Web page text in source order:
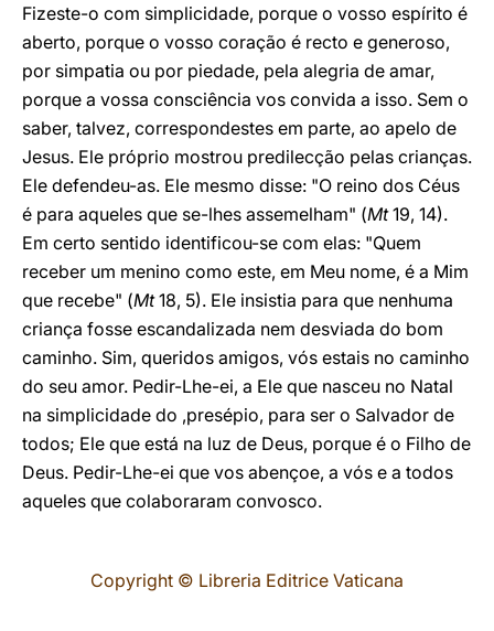
Fizeste-o com simplicidade, porque o vosso espírito é
aberto, porque o vosso coração é recto e generoso,
por simpatia ou por piedade, pela alegria de amar,
porque a vossa consciência vos convida a isso. Sem o
saber, talvez, correspondestes em parte, ao apelo de
Jesus. Ele próprio mostrou predilecção pelas crianças.
Ele defendeu-as. Ele mesmo disse: "O reino dos Céus
é para aqueles que se-lhes assemelham" (Mt19, 14).
Em certo sentido identificou-se com elas: "Quem
receber um menino como este, em Meu nome, é a Mim
que recebe" (Mt18, 5). Ele insistia para que nenhuma
criança fosse escandalizada nem desviada do bom
caminho. Sim, queridos amigos, vós estais no caminho
do seu amor. Pedir-Lhe-ei, a Ele que nasceu no Natal
na simplicidade do ,presépio, para ser o Salvador de
todos; Ele que está na luz de Deus, porque é o Filho de
Deus. Pedir-Lhe-ei que vos abençoe, a vós e a todos
aqueles que colaboraram convosco.
Copyright © Libreria Editrice Vaticana